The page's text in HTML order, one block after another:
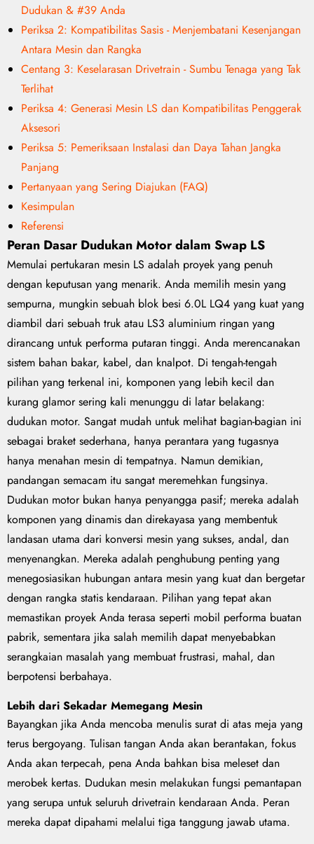
Dudukan & #39 Anda
Periksa 2: Kompatibilitas Sasis - Menjembatani Kesenjangan
Antara Mesin dan Rangka
Centang 3: Keselarasan Drivetrain - Sumbu Tenaga yang Tak
Terlihat
Periksa 4: Generasi Mesin LS dan Kompatibilitas Penggerak
Aksesori
Periksa 5: Pemeriksaan Instalasi dan Daya Tahan Jangka
Panjang
Pertanyaan yang Sering Diajukan (FAQ)
Kesimpulan
Referensi
Peran Dasar Dudukan Motor dalam Swap LS
Memulai pertukaran mesin LS adalah proyek yang penuh
dengan keputusan yang menarik. Anda memilih mesin yang
sempurna, mungkin sebuah blok besi 6.0L LQ4 yang kuat yang
diambil dari sebuah truk atau LS3 aluminium ringan yang
dirancang untuk performa putaran tinggi. Anda merencanakan
sistem bahan bakar, kabel, dan knalpot. Di tengah-tengah
pilihan yang terkenal ini, komponen yang lebih kecil dan
kurang glamor sering kali menunggu di latar belakang:
dudukan motor. Sangat mudah untuk melihat bagian-bagian ini
sebagai braket sederhana, hanya perantara yang tugasnya
hanya menahan mesin di tempatnya. Namun demikian,
pandangan semacam itu sangat meremehkan fungsinya.
Dudukan motor bukan hanya penyangga pasif; mereka adalah
komponen yang dinamis dan direkayasa yang membentuk
landasan utama dari konversi mesin yang sukses, andal, dan
menyenangkan. Mereka adalah penghubung penting yang
menegosiasikan hubungan antara mesin yang kuat dan bergetar
dengan rangka statis kendaraan. Pilihan yang tepat akan
memastikan proyek Anda terasa seperti mobil performa buatan
pabrik, sementara jika salah memilih dapat menyebabkan
serangkaian masalah yang membuat frustrasi, mahal, dan
berpotensi berbahaya.
Lebih dari Sekadar Memegang Mesin
Bayangkan jika Anda mencoba menulis surat di atas meja yang
terus bergoyang. Tulisan tangan Anda akan berantakan, fokus
Anda akan terpecah, pena Anda bahkan bisa meleset dan
merobek kertas. Dudukan mesin melakukan fungsi pemantapan
yang serupa untuk seluruh drivetrain kendaraan Anda. Peran
mereka dapat dipahami melalui tiga tanggung jawab utama.